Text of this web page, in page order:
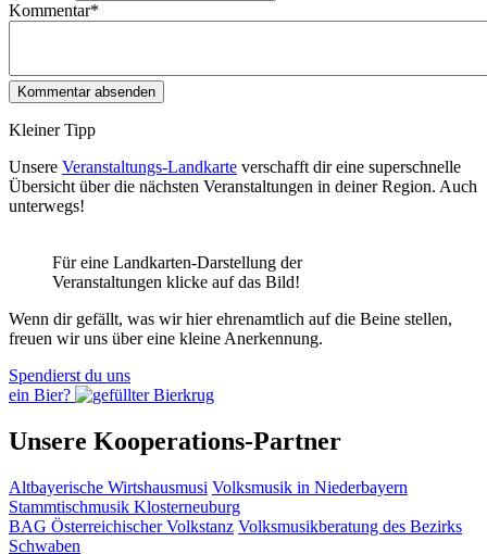
Kommentar*
Kleiner Tipp
Unsere Veranstaltungs-Landkarte verschafft dir eine superschnelle
Übersicht über die nächsten Veranstaltungen in deiner Region. Auch
unterwegs!
Für eine Landkarten-Darstellung der
Veranstaltungen klicke auf das Bild!
Wenn dir gefällt, was wir hier ehrenamtlich auf die Beine stellen,
freuen wir uns über eine kleine Anerkennung.
Spendierst du uns
ein Bier?
Unsere Kooperations-Partner
Altbayerische Wirtshausmusi Volksmusik in Niederbayern
Stammtischmusik Klosterneuburg
BAG Österreichischer Volkstanz Volksmusikberatung des Bezirks
Schwaben